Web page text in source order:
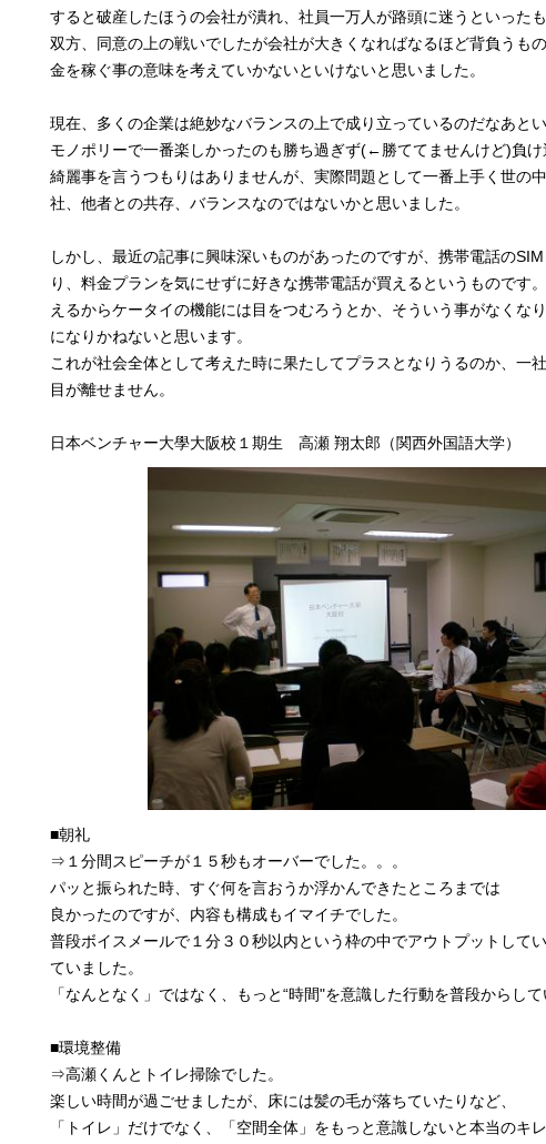
すると破産したほうの会社が潰れ、社員一万人が路頭に迷うといったも
双方、同意の上の戦いでしたが会社が大きくなればなるほど背負うも
金を稼ぐ事の意味を考えていかないといけないと思いました。
現在、多くの企業は絶妙なバランスの上で成り立っているのだなあと
モノポリーで一番楽しかったのも勝ち過ぎず(←勝ててませんけど)負け
綺麗事を言うつもりはありませんが、実際問題として一番上手く世の
社、他者との共存、バランスなのではないかと思いました。
しかし、最近の記事に興味深いものがあったのですが、携帯電話の
り、料金プランを気にせずに好きな携帯電話が買えるというものです
えるからケータイの機能には目をつむろうとか、そういう事がなくな
になりかねないと思います。
これが社会全体として考えた時に果たしてプラスとなりうるのか、一
目が離せません。
日本ベンチャー大學大阪校１期生 高瀬 翔太郎（関西外国語大学）
■朝礼
⇒１分間スピーチが１５秒もオーバーでした。。。
パッと振られた時、すぐ何を言おうか浮かんできたところまでは
良かったのですが、内容も構成もイマイチでした。
普段ボイスメールで１分３０秒以内という枠の中でアウトプットして
ていました。
「なんとなく」ではなく、もっと“時間"を意識した行動を普段からして
■環境整備
⇒高瀬くんとトイレ掃除でした。
楽しい時間が過ごせましたが、床には髪の毛が落ちていたりなど、
「トイレ」だけでなく、「空間全体」をもっと意識しないと本当のキ